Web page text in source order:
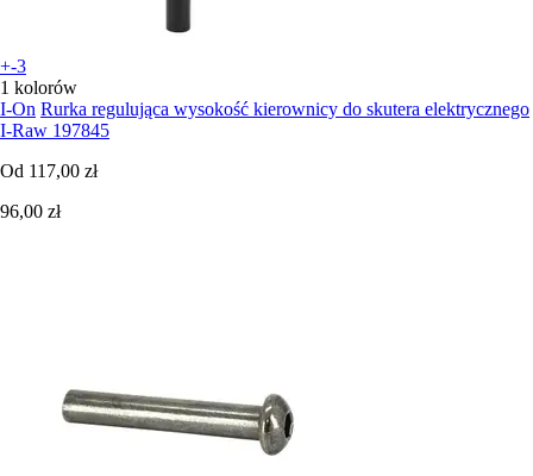
+-3
1 kolorów
I-On Rurka regulująca wysokość kierownicy do skutera elektrycznego
I-Raw 197845
Od 117,00 zł
96,00 zł